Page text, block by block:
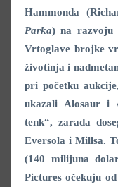
Hammonda
Parka) na razvoju
Vrtoglave brojke
životinja i
pri početku
ukazali Alosaur i
tenk“, zarada
Eversola i Millsa.
(140 milijuna
Pictures očekuju